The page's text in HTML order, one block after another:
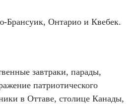
Брансуик, Онтарио и Квебек.
завтраки, парады,
патриотического
в Оттаве, столице Канады,